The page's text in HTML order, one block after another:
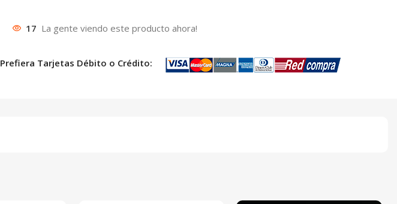
17 La gente viendo este producto ahora!
Prefiera Tarjetas Débito o Crédito: